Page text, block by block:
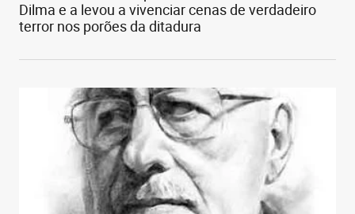
Dilma e a levou a vivenciar cenas de verdadeiro
terror nos porões da ditadura